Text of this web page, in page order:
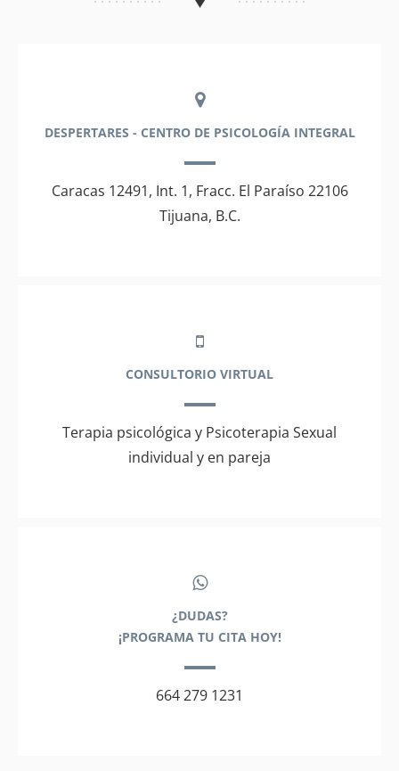
DESPERTARES - CENTRO DE PSICOLOGÍA INTEGRAL
Caracas 12491, Int. 1, Fracc. El Paraíso 22106
Tijuana, B.C.
CONSULTORIO VIRTUAL
Terapia psicológica y Psicoterapia Sexual
individual y en pareja
¿DUDAS?
¡PROGRAMA TU CITA HOY!
664 279 1231